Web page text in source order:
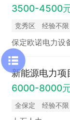
3500-4500
竞秀区 经验不限
保定欧诺电力设
新能源电力项
6000-8000
全保定 经验不限